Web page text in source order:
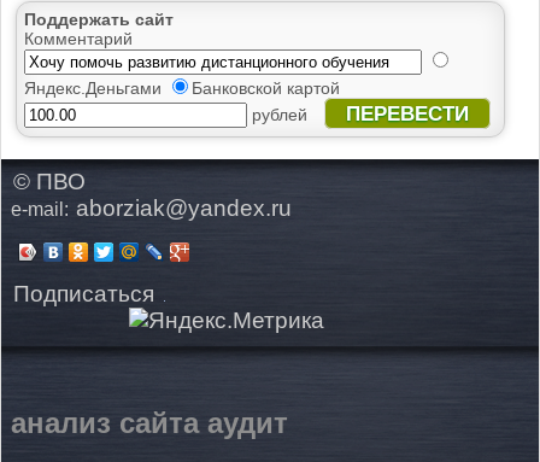
Поддержать сайт
Комментарий
Яндекс.Деньгами
Банковской картой
рублей
ПЕРЕВЕСТИ
© ПВО
e-mail: aborziak@yandex.ru
Подписаться
анализ сайта аудит